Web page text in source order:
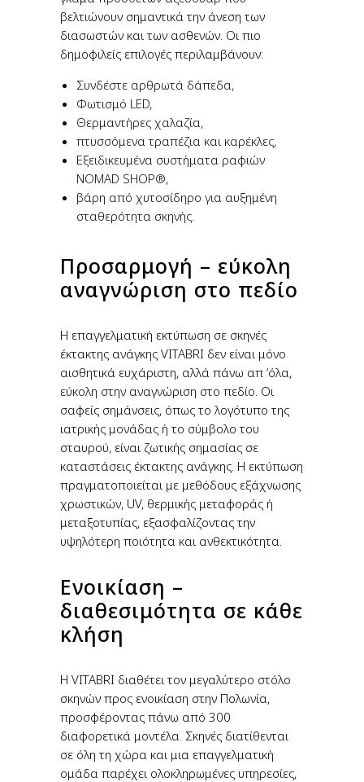
βελτιώνουν σημαντικά την άνεση των
διασωστών και των ασθενών. Οι πιο
δημοφιλείς επιλογές περιλαμβάνουν:
Συνδέστε αρθρωτά δάπεδα,
Φωτισμό LED,
Θερμαντήρες χαλαζία,
πτυσσόμενα τραπέζια και καρέκλες,
Εξειδικευμένα συστήματα ραφιών
NOMAD SHOP®,
βάρη από χυτοσίδηρο για αυξημένη
σταθερότητα σκηνής.
Προσαρμογή – εύκολη
αναγνώριση στο πεδίο
Η επαγγελματική εκτύπωση σε σκηνές
έκτακτης ανάγκης VITABRI δεν είναι μόνο
αισθητικά ευχάριστη, αλλά πάνω απ ‘όλα,
εύκολη στην αναγνώριση στο πεδίο. Οι
σαφείς σημάνσεις, όπως το λογότυπο της
ιατρικής μονάδας ή το σύμβολο του
σταυρού, είναι ζωτικής σημασίας σε
καταστάσεις έκτακτης ανάγκης. Η εκτύπωση
πραγματοποιείται με μεθόδους εξάχνωσης
χρωστικών, UV, θερμικής μεταφοράς ή
μεταξοτυπίας, εξασφαλίζοντας την
υψηλότερη ποιότητα και ανθεκτικότητα.
Ενοικίαση –
διαθεσιμότητα σε κάθε
κλήση
Η VITABRI διαθέτει τον μεγαλύτερο στόλο
σκηνών προς ενοικίαση στην Πολωνία,
προσφέροντας πάνω από 300
διαφορετικά μοντέλα. Σκηνές διατίθενται
σε όλη τη χώρα και μια επαγγελματική
ομάδα παρέχει ολοκληρωμένες υπηρεσίες,